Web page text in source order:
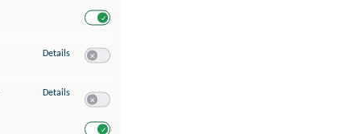
Details zu Messung der Performance von Inhalten
Details zu Analyse von Zielgruppen durch Statistiken oder Kombinationen von